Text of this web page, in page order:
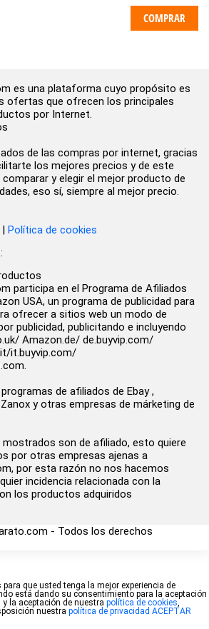
COMPRAR
es una plataforma cuyo propósito es
ofertas que ofrecen los principales
por Internet.
de las compras por internet, gracias
los mejores precios y de este
y elegir el mejor producto de
eso sí, siempre al mejor precio.
| Política de cookies
participa en el Programa de Afiliados
USA, un programa de publicidad para
ofrecer a sitios web un modo de
publicidad, publicitando e incluyendo
Amazon.de/ de.buyvip.com/
it.buyvip.com/
de afiliados de Ebay ,
y otras empresas de márketing de
son de afiliado, esto quiere
por otras empresas ajenas a
por esta razón no nos hacemos
incidencia relacionada con la
los productos adquiridos
- Todos los derechos
que usted tenga la mejor experiencia de
está dando su consentimiento para la aceptación
la aceptación de nuestra política de cookies,
nuestra política de privacidad ACEPTAR